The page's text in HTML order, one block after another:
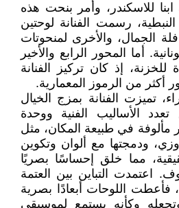
للاسكندر، وأمر بنحت هذه
النبطية، رسمت الفنانة لوحتين
الجمال، والأخرى لمنحوتات
أما المحور الرابع والأخير
للخزنة، إذ كان تركيز الفنانة
من الرموز المعمارية.
تميزت الفنانة بمزج الخيال
الأساليب الفنية ووحدة
مألوفة في طبيعة المكان، مثل
ودمجتها مع ألوان وتكوين
مما خلق إحساسًا بصريًا
اعتمدت التباين بين العتمة
فأعطت اللوحات أبعادًا بصرية
وكأنه يستمع لموسيقى